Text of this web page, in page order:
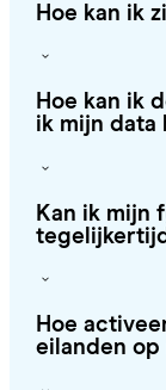
Hoe kan ik
Hoe kan ik
ik mijn data
Kan ik mijn
Hoe
eilanden op